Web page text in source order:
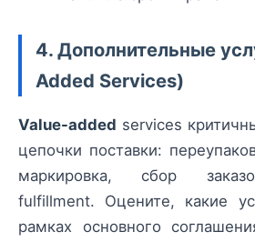
4. Дополнительные
Added Services)
Value-added services
цепочки поставки:
маркировка, сбор
fulfillment. Оцените, какие
рамках основного